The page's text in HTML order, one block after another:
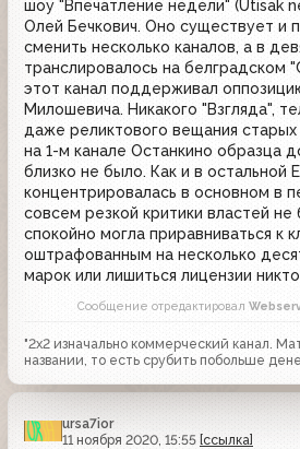
шоу "Впечатление недели" (Utisak
Олей Бечкович. Оно существует и
сменить несколько каналов, а в
транслировалось на белградском
этот канал поддерживал
Милошевича. Никакого "Взгляда",
даже реликтового вещания
на 1-м канале Останкино образца
близко не было. Как и в остальной
концентрировалась в основном в
совсем резкой критики властей
спокойно могла приравниваться к
оштрафованным на несколько
марок или лишиться лицензии
Сообщение отредактировал
"2x2 изначально коммерческий канал.
названии, то есть срубить побольше
ursa7ior
11 ноября 2020, 15:55 [ссылка]